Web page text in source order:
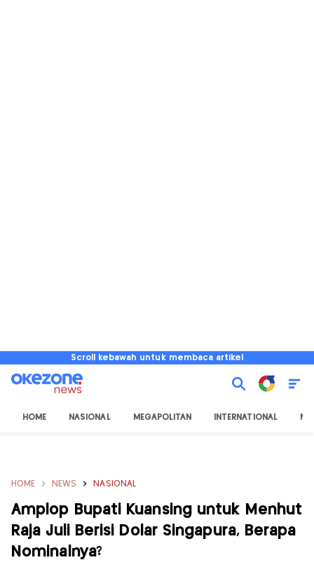
Scroll kebawah untuk membaca artikel
HOME NASIONAL MEGAPOLITAN INTERNATIONAL
HOME NEWS NASIONAL
Amplop Bupati Kuansing untuk Menhut
Raja Juli Berisi Dolar Singapura, Berapa
Nominalnya?